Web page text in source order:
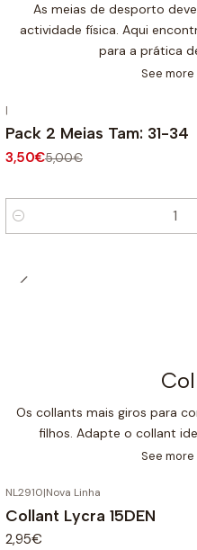
As meias de desporto
actividade física. Aqui
para a prática
See
|
Pack 2 Meias Tam: 31-34
3,50€5,00€
Quantity
Os collants mais giros para
filhos. Adapte o collant
See
NL2910|Nova Linha
Collant Lycra 15DEN
2,95€